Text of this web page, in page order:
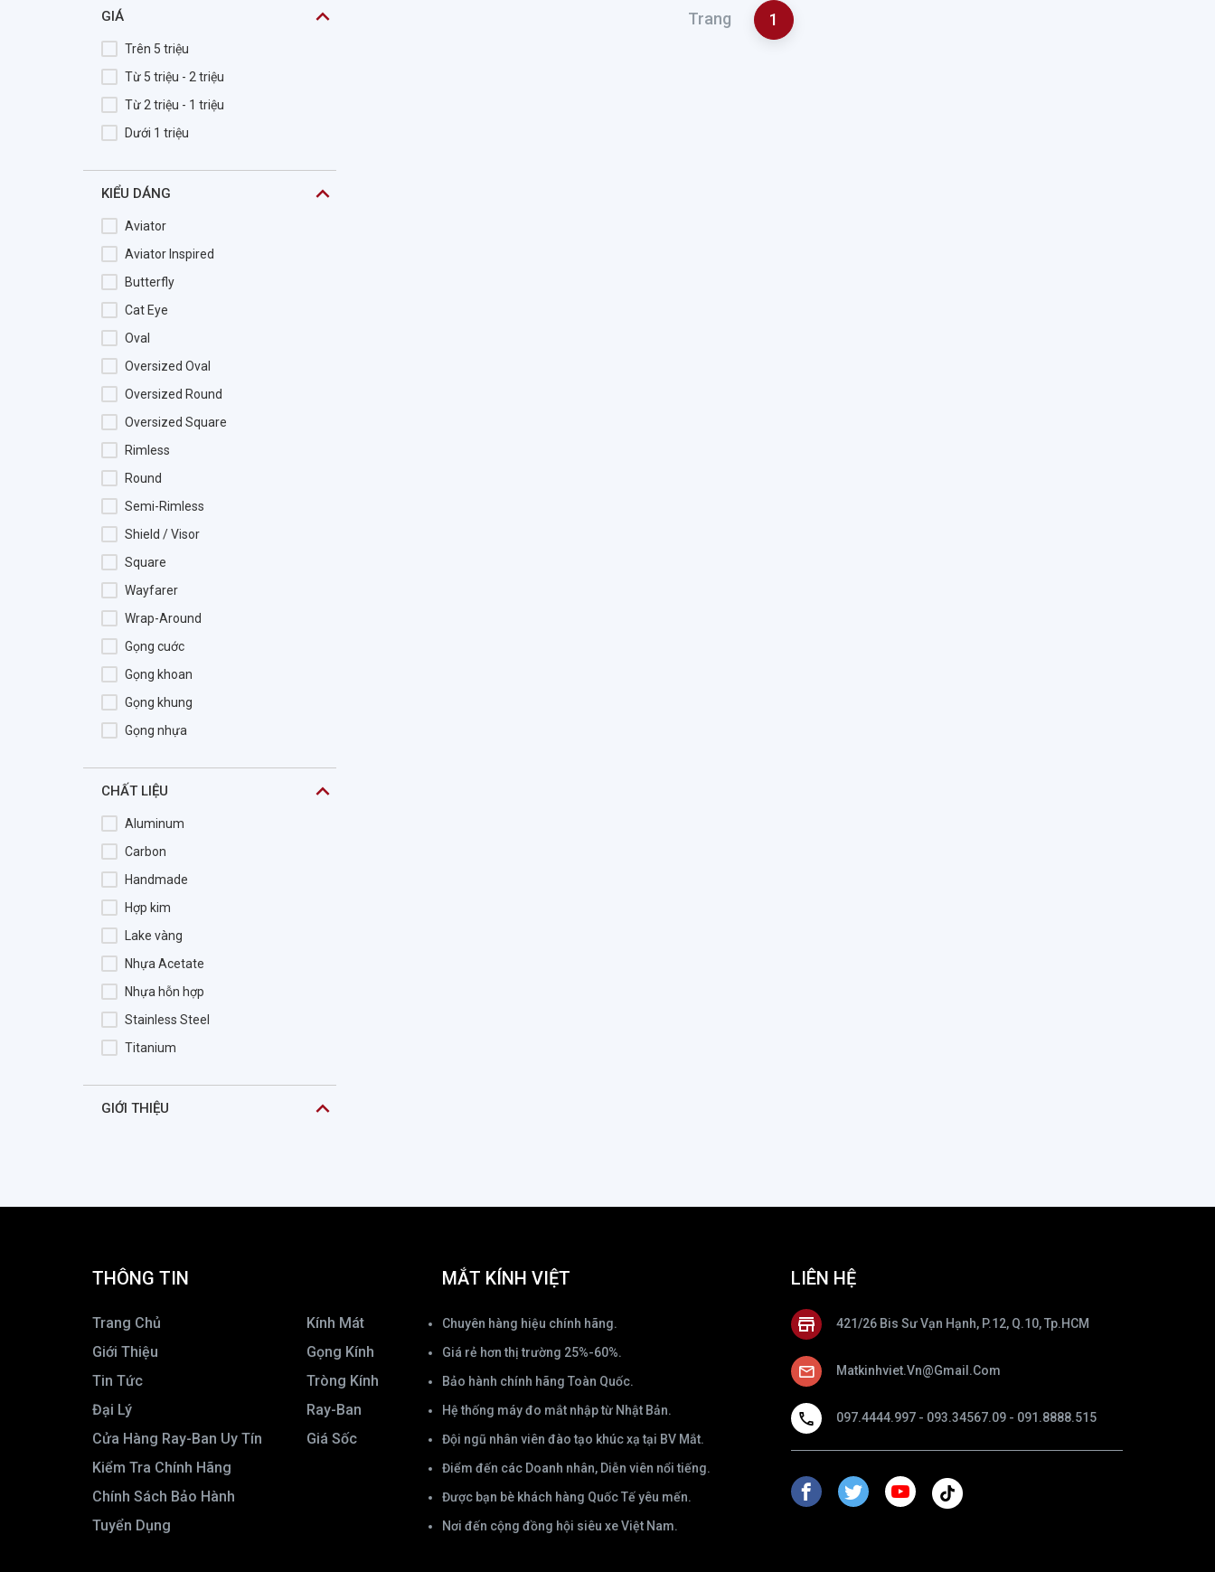
Camila
CARACTERE
Careermen
Carl Zeiss
Carrera
Cartelo
Cartier
Catino
Celebrity
CELINE DION
CEO.V
Challiol
Charmaine
Charmant
Charriol
Chemi
Chopard
Christian Dior
Chrome Hearts
COACH
Dakota Smith
Diesel
Diesny Kid
DODO
Dolce & Gabbana
DXO
Esplendor
FENDI
FLYER
Fortet
FRED
FURLA
G.M Surne
GENTLE MONSTER
GIÁ
Trên 5 triệu
Từ 5 triệu - 2 triệu
Từ 2 triệu - 1 triệu
Dưới 1 triệu
KIỂU DÁNG
Aviator
Aviator Inspired
Butterfly
Cat Eye
Oval
Oversized Oval
Oversized Round
Oversized Square
Rimless
Round
Semi-Rimless
Shield / Visor
Square
Wayfarer
Wrap-Around
Gọng cuớc
Gọng khoan
Gọng khung
Gọng nhựa
CHẤT LIỆU
Aluminum
Carbon
Handmade
Hợp kim
Lake vàng
Nhựa Acetate
Nhựa hỗn hợp
Stainless Steel
Titanium
GIỚI THIỆU
Trang 1
THÔNG TIN
Trang Chủ
Giới Thiệu
Tin Tức
Đại Lý
Cửa Hàng Ray-Ban Uy Tín
Kiểm Tra Chính Hãng
Chính Sách Bảo Hành
Tuyển Dụng
Kính Mát
Gọng Kính
Tròng Kính
Ray-Ban
Giá Sốc
MẮT KÍNH VIỆT
Chuyên hàng hiệu chính hãng.
Giá rẻ hơn thị trường 25%-60%.
Bảo hành chính hãng Toàn Quốc.
Hệ thống máy đo mắt nhập từ Nhật Bản.
Đội ngũ nhân viên đào tạo khúc xạ tại BV Mắt.
Điểm đến các Doanh nhân, Diễn viên nổi tiếng.
Được bạn bè khách hàng Quốc Tế yêu mến.
Nơi đến cộng đồng hội siêu xe Việt Nam.
LIÊN HỆ
421/26 Bis Sư Vạn Hạnh, P.12, Q.10, Tp.HCM
Matkinhviet.vn@gmail.com
097.4444.997 - 093.34567.09 - 091.8888.515